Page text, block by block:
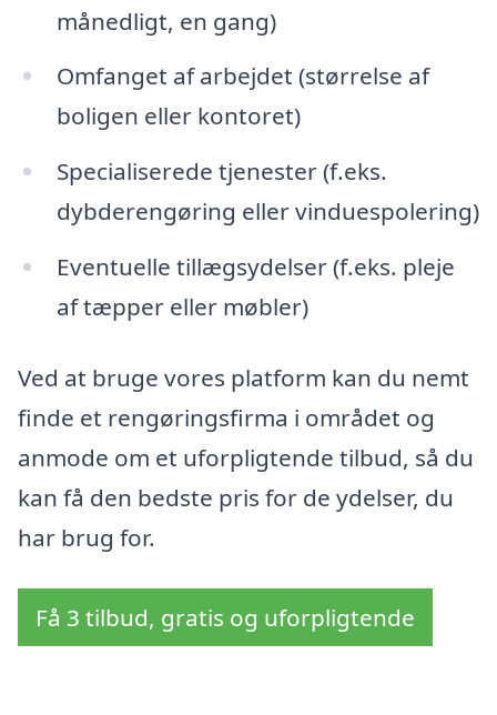
månedligt, en gang)
Omfanget af arbejdet (størrelse af
boligen eller kontoret)
Specialiserede tjenester (f.eks.
dybderengøring eller vinduespolering)
Eventuelle tillægsydelser (f.eks. pleje
af tæpper eller møbler)
Ved at bruge vores platform kan du nemt
finde et rengøringsfirma i området og
anmode om et uforpligtende tilbud, så du
kan få den bedste pris for de ydelser, du
har brug for.
Få 3 tilbud, gratis og uforpligtende